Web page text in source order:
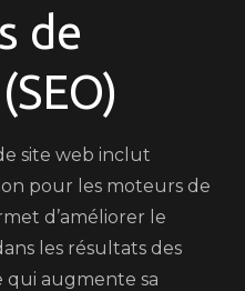
de
site web inclut
pour les moteurs de
d’améliorer le
les résultats des
qui augmente sa